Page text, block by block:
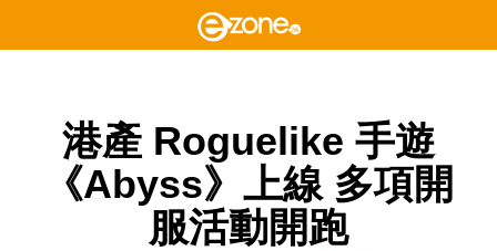
港產 Roguelike 手遊
《Abyss》上線 多項開
服活動開跑